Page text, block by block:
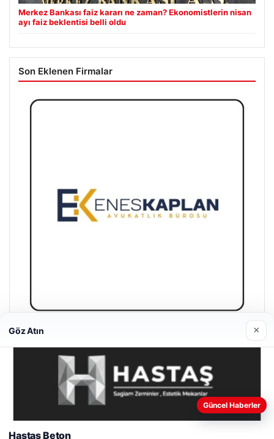
Merkez Bankası faiz kararı ne zaman? Ekonomistlerin nisan
ayı faiz beklentisi belli oldu
Son Eklenen Firmalar
Enes Kaplan Avukatlık Bürosu
Web sitemizi nasıl kullandığınızı daha iyi anlayabilmek,
deneyiminizi kişiselleştirmek ve geliştirmek amacıyla çerezler
Göz Atın ×
Güncel Haberler
Hastaş Beton